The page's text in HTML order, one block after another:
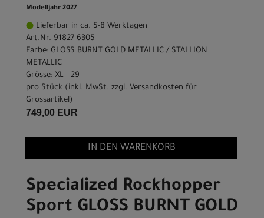
Modelljahr 2027
Lieferbar in ca. 5-8 Werktagen
Art.Nr. 91827-6305
Farbe: GLOSS BURNT GOLD METALLIC / STALLION
METALLIC
Grösse: XL - 29
pro Stück (inkl. MwSt. zzgl. Versandkosten für
Grossartikel)
749,00 EUR
IN DEN WARENKORB
Specialized Rockhopper
Sport GLOSS BURNT GOLD